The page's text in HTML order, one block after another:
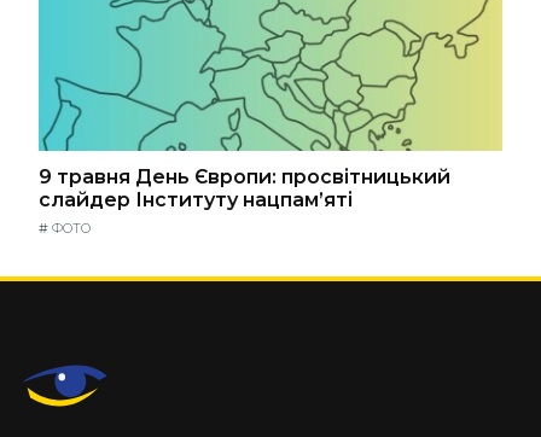
9 травня День Європи: просвітницький
слайдер Інституту нацпам’яті
# ФОТО